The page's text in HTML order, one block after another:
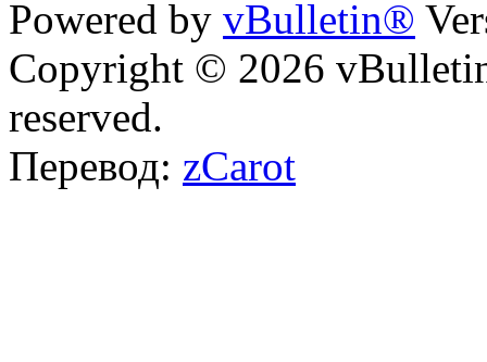
Powered by vBulletin®
Copyright © 2026
reserved.
Перевод: zCarot